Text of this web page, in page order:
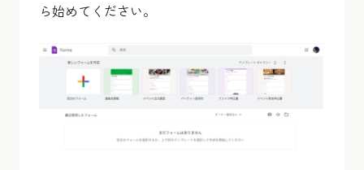
ら始めてください。